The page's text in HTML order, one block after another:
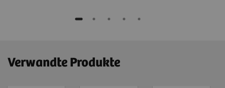
Verwandte Produkte